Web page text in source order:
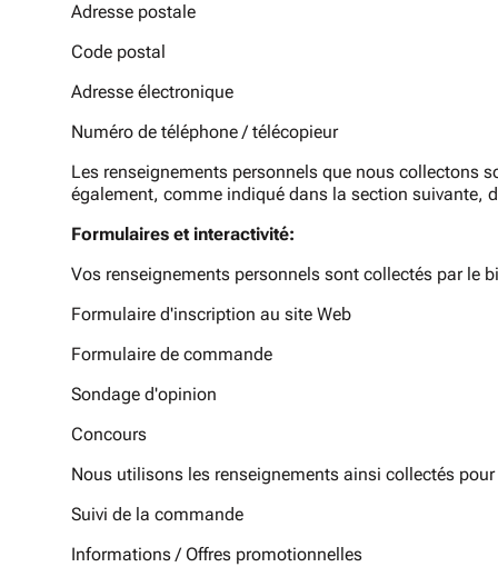
Adresse postale
Code postal
Adresse électronique
Numéro de téléphone / télécopieur
Les renseignements personnels que nous collectons
également, comme indiqué dans la section suivante,
Formulaires et interactivité:
Vos renseignements personnels sont collectés par le
Formulaire d'inscription au site Web
Formulaire de commande
Sondage d'opinion
Concours
Nous utilisons les renseignements ainsi collectés
Suivi de la commande
Informations / Offres promotionnelles